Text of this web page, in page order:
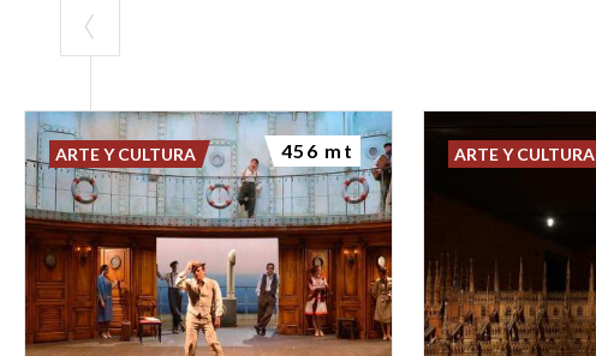
ARTE Y CULTURA 456 mt ARTE Y CULTURA